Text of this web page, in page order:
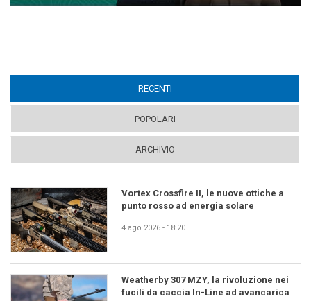
RECENTI
POPOLARI
ARCHIVIO
Vortex Crossfire II, le nuove ottiche a
punto rosso ad energia solare
4 ago 2026 - 18:20
Weatherby 307 MZY, la rivoluzione nei
fucili da caccia In-Line ad avancarica